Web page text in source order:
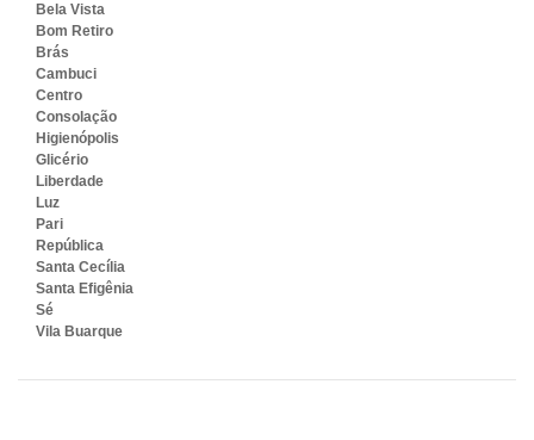
Bela Vista
Bom Retiro
Brás
Cambuci
Centro
Consolação
Higienópolis
Glicério
Liberdade
Luz
Pari
República
Santa Cecília
Santa Efigênia
Sé
Vila Buarque